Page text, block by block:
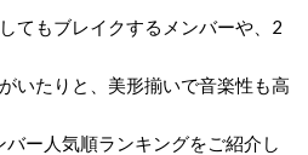
てもブレイクするメンバーや、2
いたりと、美形揃いで音楽性も高
ー人気順ランキングをご紹介し